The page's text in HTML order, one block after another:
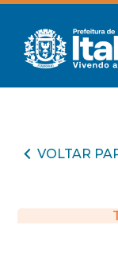
VOLTAR